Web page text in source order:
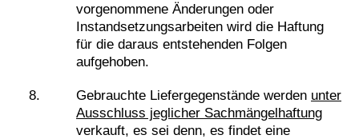
vorgenommene Änderungen oder
Instandsetzungsarbeiten wird die Haftung
für die daraus entstehenden Folgen
aufgehoben.
Gebrauchte Liefergegenstände werden unter
Ausschluss jeglicher Sachmängelhaftung
verkauft, es sei denn, es findet eine